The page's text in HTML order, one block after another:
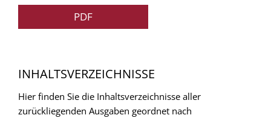
PDF
INHALTSVERZEICHNISSE
Hier finden Sie die Inhaltsverzeichnisse aller
zurückliegenden Ausgaben geordnet nach